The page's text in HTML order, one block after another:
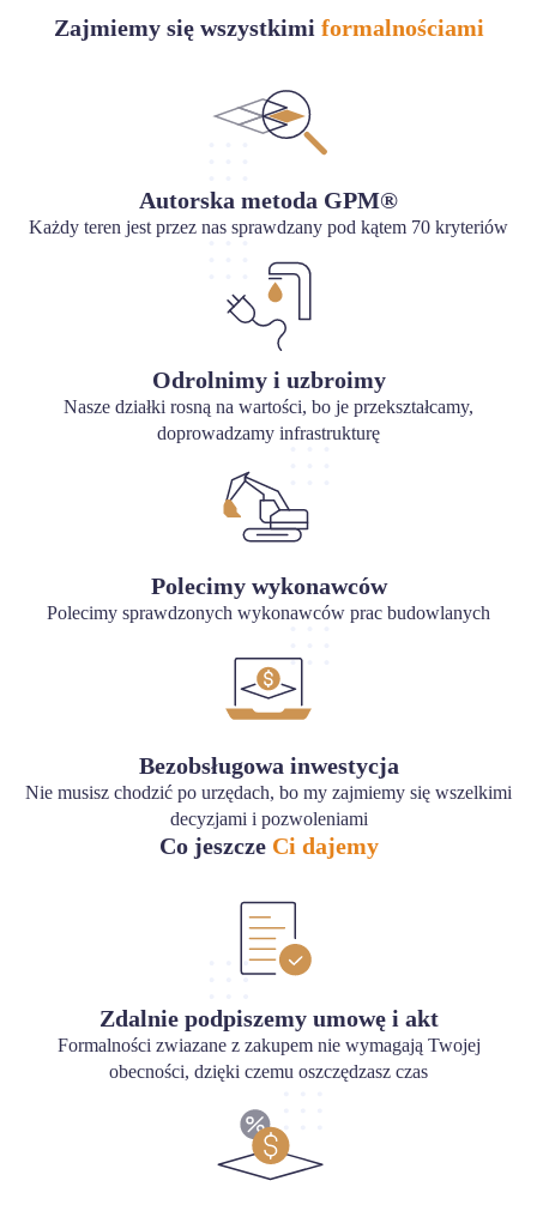
Zajmiemy się wszystkimi formalnościami
Autorska metoda GPM®
Każdy teren jest przez nas sprawdzany pod kątem 70 kryteriów
Odrolnimy i uzbroimy
Nasze działki rosną na wartości, bo je przekształcamy,
doprowadzamy infrastrukturę
Polecimy wykonawców
Polecimy sprawdzonych wykonawców prac budowlanych
Bezobsługowa inwestycja
Nie musisz chodzić po urzędach, bo my zajmiemy się wszelkimi
decyzjami i pozwoleniami
Co jeszcze Ci dajemy
Zdalnie podpiszemy umowę i akt
Formalności zwiazane z zakupem nie wymagają Twojej
obecności, dzięki czemu oszczędzasz czas